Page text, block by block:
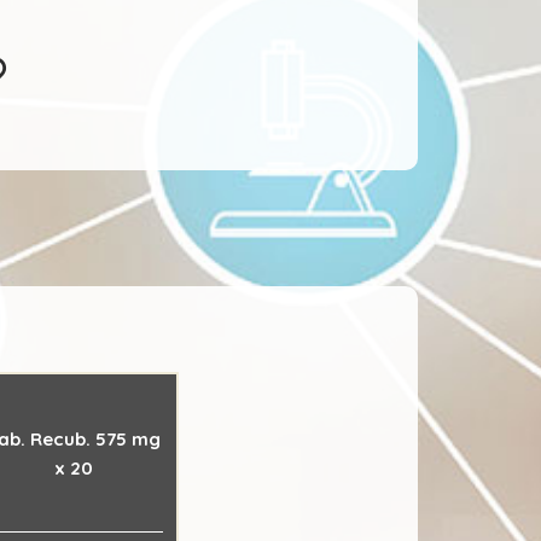
Recub. 575 mg
x 20